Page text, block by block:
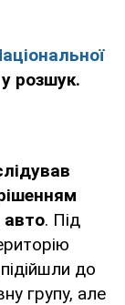
розшук.
авто. Під
до
групу, але